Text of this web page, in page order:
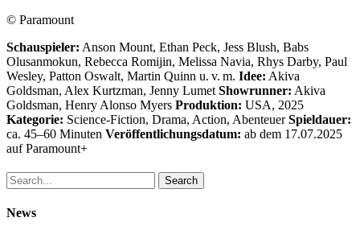
© Paramount
Schauspieler: Anson Mount, Ethan Peck, Jess Blush, Babs
Olusanmokun, Rebecca Romijin, Melissa Navia, Rhys Darby, Paul
Wesley, Patton Oswalt, Martin Quinn u. v. m. Idee: Akiva
Goldsman, Alex Kurtzman, Jenny Lumet Showrunner: Akiva
Goldsman, Henry Alonso Myers Produktion: USA, 2025
Kategorie: Science-Fiction, Drama, Action, AbenteuerSpieldauer:
ca. 45–60 Minuten Veröffentlichungsdatum: ab dem 17.07.2025
auf Paramount+
Search
News